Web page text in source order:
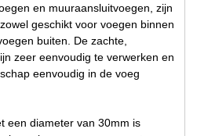
en muuraansluitvoegen, zijn
geschikt voor voegen binnen
buiten. De zachte,
zeer eenvoudig te verwerken en
eenvoudig in de voeg
een diameter van 30mm is